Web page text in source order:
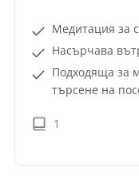
Медитация за
Насърчава
Подходяща за
търсене на
1